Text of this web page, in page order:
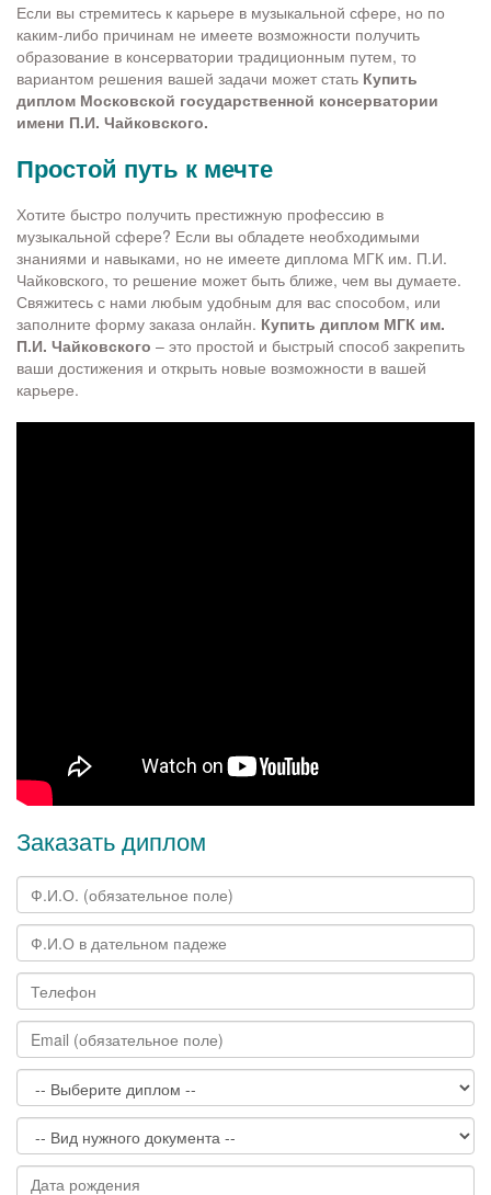
Если вы стремитесь к карьере в музыкальной сфере, но по
каким-либо причинам не имеете возможности получить
образование в консерватории традиционным путем, то
вариантом решения вашей задачи может стать Купить
диплом Московской государственной консерватории
имени П.И. Чайковского.
Простой путь к мечте
Хотите быстро получить престижную профессию в
музыкальной сфере? Если вы обладете необходимыми
знаниями и навыками, но не имеете диплома МГК им. П.И.
Чайковского, то решение может быть ближе, чем вы думаете.
Свяжитесь с нами любым удобным для вас способом, или
заполните форму заказа онлайн. Купить диплом МГК им.
П.И. Чайковского – это простой и быстрый способ закрепить
ваши достижения и открыть новые возможности в вашей
карьере.
Заказать диплом